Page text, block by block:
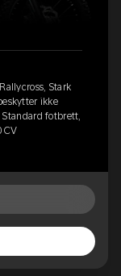
Stark
ikke
fotbrett,
CV